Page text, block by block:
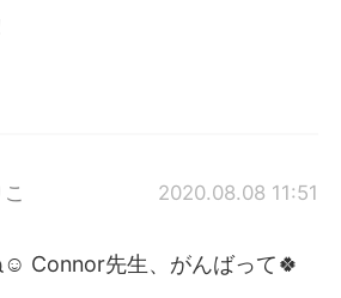
2020.08.08 11:51
☺️ Connor先生、がんばって🍀